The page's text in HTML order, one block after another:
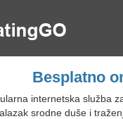
Besplatno
internetska služba
srodne duše i